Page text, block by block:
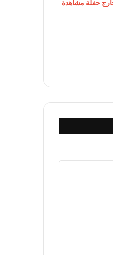
حفلة مشاهدة